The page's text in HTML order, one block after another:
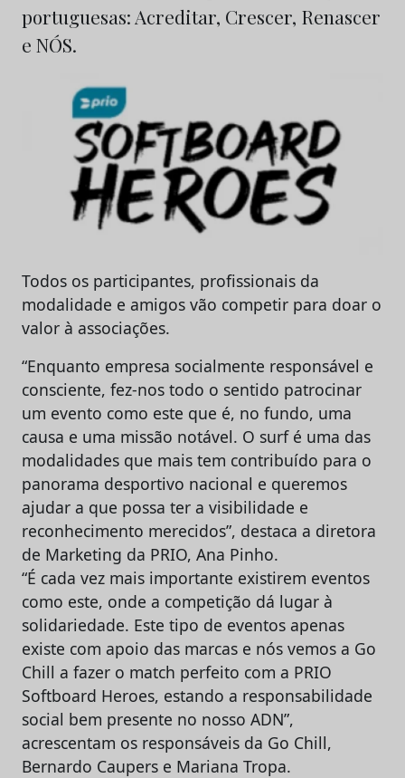
portuguesas: Acreditar, Crescer, Renascer
e NÓS.
Todos os participantes, profissionais da
modalidade e amigos vão competir para doar o
valor à associações.
“Enquanto empresa socialmente responsável e
consciente, fez-nos todo o sentido patrocinar
um evento como este que é, no fundo, uma
causa e uma missão notável. O surf é uma das
modalidades que mais tem contribuído para o
panorama desportivo nacional e queremos
ajudar a que possa ter a visibilidade e
reconhecimento merecidos”, destaca a diretora
de Marketing da PRIO, Ana Pinho.
“É cada vez mais importante existirem eventos
como este, onde a competição dá lugar à
solidariedade. Este tipo de eventos apenas
existe com apoio das marcas e nós vemos a Go
Chill a fazer o match perfeito com a PRIO
Softboard Heroes, estando a responsabilidade
social bem presente no nosso ADN”,
acrescentam os responsáveis da Go Chill,
Bernardo Caupers e Mariana Tropa.